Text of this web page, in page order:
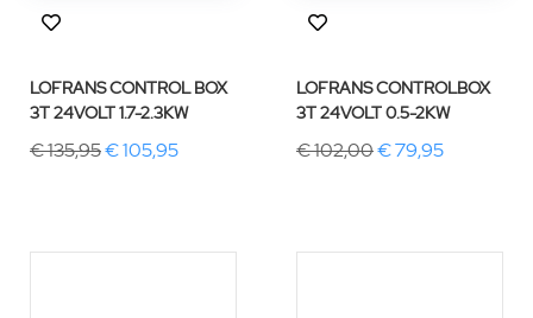
LOFRANS CONTROL BOX
3T 24VOLT 1.7-2.3KW
€ 135,95€ 105,95
LOFRANS CONTROLBOX
3T 24VOLT 0.5-2KW
€ 102,00€ 79,95